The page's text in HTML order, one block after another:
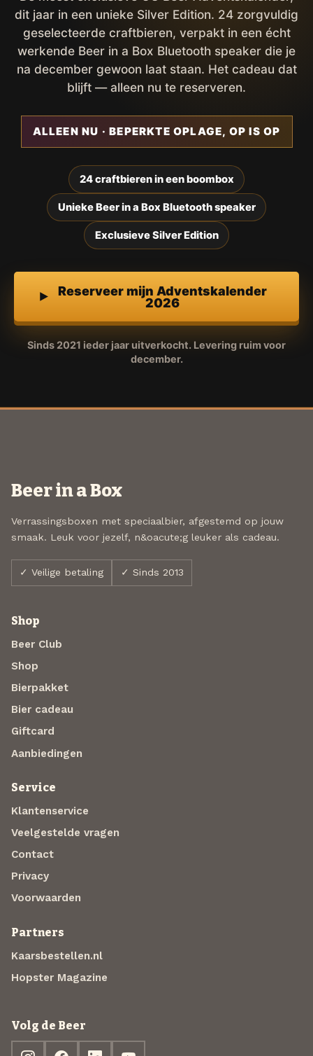
dit jaar in een unieke Silver Edition. 24 zorgvuldig
geselecteerde craftbieren, verpakt in een écht
werkende Beer in a Box Bluetooth speaker die je
na december gewoon laat staan. Het cadeau dat
blijft — alleen nu te reserveren.
ALLEEN NU · BEPERKTE OPLAGE, OP IS OP
24 craftbieren in een boombox
Unieke Beer in a Box Bluetooth speaker
Exclusieve Silver Edition
Reserveer mijn Adventskalender
2026
Sinds 2021 ieder jaar uitverkocht. Levering ruim voor
december.
Beer in a Box
Verrassingsboxen met speciaalbier, afgestemd op jouw
smaak. Leuk voor jezelf, n&oacute;g leuker als cadeau.
✓ Veilige betaling ✓ Sinds 2013
Shop
Beer Club
Shop
Bierpakket
Bier cadeau
Giftcard
Aanbiedingen
Service
Klantenservice
Veelgestelde vragen
Contact
Privacy
Voorwaarden
Partners
Kaarsbestellen.nl
Hopster Magazine
Volg de Beer